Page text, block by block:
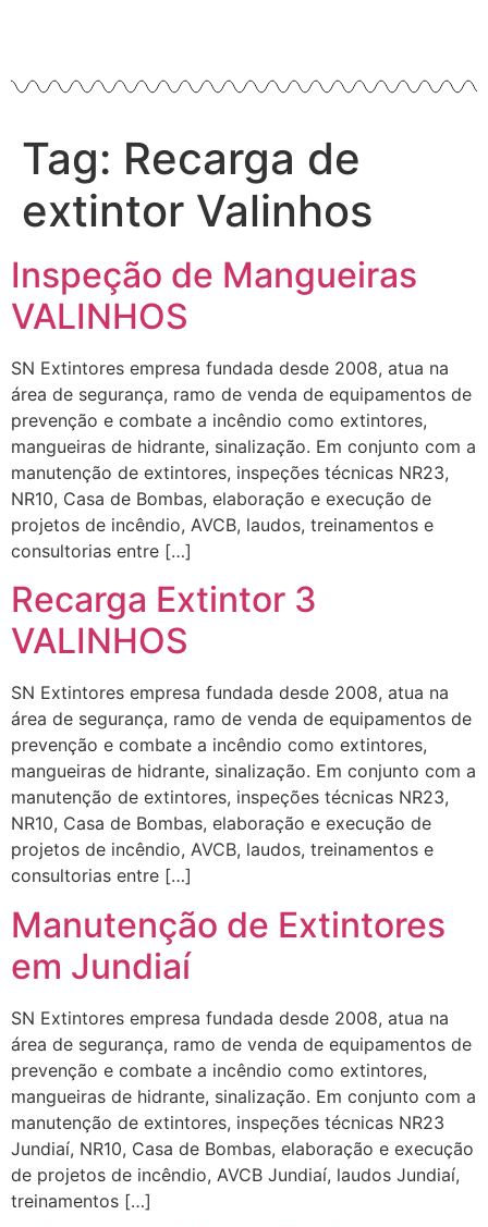
Tag: Recarga de
extintor Valinhos
Inspeção de Mangueiras
VALINHOS
SN Extintores empresa fundada desde 2008, atua na
área de segurança, ramo de venda de equipamentos de
prevenção e combate a incêndio como extintores,
mangueiras de hidrante, sinalização. Em conjunto com a
manutenção de extintores, inspeções técnicas NR23,
NR10, Casa de Bombas, elaboração e execução de
projetos de incêndio, AVCB, laudos, treinamentos e
consultorias entre […]
Recarga Extintor 3
VALINHOS
SN Extintores empresa fundada desde 2008, atua na
área de segurança, ramo de venda de equipamentos de
prevenção e combate a incêndio como extintores,
mangueiras de hidrante, sinalização. Em conjunto com a
manutenção de extintores, inspeções técnicas NR23,
NR10, Casa de Bombas, elaboração e execução de
projetos de incêndio, AVCB, laudos, treinamentos e
consultorias entre […]
Manutenção de Extintores
em Jundiaí
SN Extintores empresa fundada desde 2008, atua na
área de segurança, ramo de venda de equipamentos de
prevenção e combate a incêndio como extintores,
mangueiras de hidrante, sinalização. Em conjunto com a
manutenção de extintores, inspeções técnicas NR23
Jundiaí, NR10, Casa de Bombas, elaboração e execução
de projetos de incêndio, AVCB Jundiaí, laudos Jundiaí,
treinamentos […]